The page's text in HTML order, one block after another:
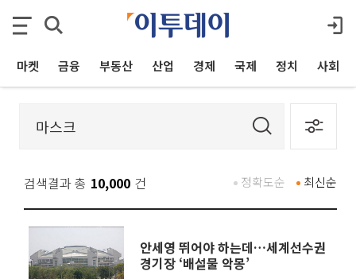
마켓 금융 부동산 산업 경제 국제 정치 사회
검색결과 총 10,000 건 최신순
정확도순
안세영 뛰어야 하는데…세계선수권
경기장 ‘배설물 악몽’